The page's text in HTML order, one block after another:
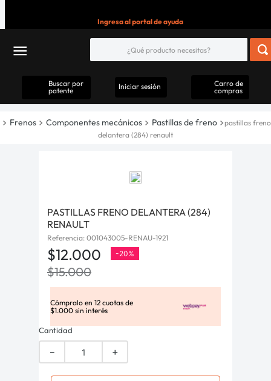
Ingresa al portal de ayuda
Buscar por
patente
Iniciar sesión
Carro de
compras
Frenos Componentes mecánicos Pastillas de freno
pastillas freno
delantera (284) renault
PASTILLAS FRENO DELANTERA (284)
RENAULT
Referencia: 001043005-RENAU-1921
$12.000 -20%
$15.000
Cómpralo en 12 cuotas de
$1.000 sin interés
Cantidad
＋
－